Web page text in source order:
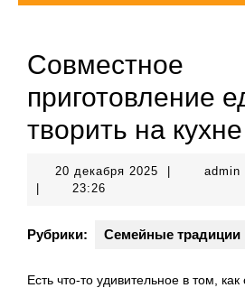
Совместное
приготовление
творить на
20 декабря 2025 20
admin
23:26
Рубрики: Семейные традиции
Есть что-то удивительное в том,